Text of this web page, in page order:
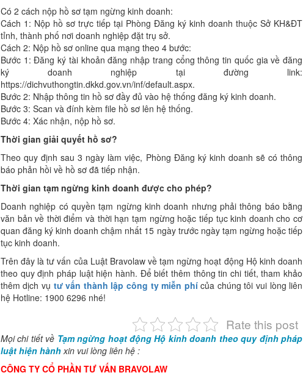
Có 2 cách nộp hồ sơ tạm ngừng kinh doanh:
Cách 1: Nộp hồ sơ trực tiếp tại Phòng Đăng ký kinh doanh thuộc Sở KH&ĐT
tỉnh, thành phố nơi doanh nghiệp đặt trụ sở.
Cách 2: Nộp hồ sơ online qua mạng theo 4 bước:
Bước 1: Đăng ký tài khoản đăng nhập trang cổng thông tin quốc gia về đăng
ký doanh nghiệp tại đường link:
https://dichvuthongtin.dkkd.gov.vn/inf/default.aspx.
Bước 2: Nhập thông tin hồ sơ đầy đủ vào hệ thống đăng ký kinh doanh.
Bước 3: Scan và đính kèm file hồ sơ lên hệ thống.
Bước 4: Xác nhận, nộp hồ sơ.
Thời gian giải quyết hồ sơ?
Theo quy định sau 3 ngày làm việc, Phòng Đăng ký kinh doanh sẽ có thông
báo phản hồi về hồ sơ đã tiếp nhận.
Thời gian tạm ngừng kinh doanh được cho phép?
Doanh nghiệp có quyền tạm ngừng kinh doanh nhưng phải thông báo bằng
văn bản về thời điểm và thời hạn tạm ngừng hoặc tiếp tục kinh doanh cho cơ
quan đăng ký kinh doanh chậm nhất 15 ngày trước ngày tạm ngừng hoặc tiếp
tục kinh doanh.
Trên đây là tư vấn của Luật Bravolaw về tạm ngừng hoạt động Hộ kinh doanh
theo quy định pháp luật hiện hành. Để biết thêm thông tin chi tiết, tham khảo
thêm dịch vụ tư vấn thành lập công ty miễn phícủa chúng tôi vui lòng liên
hệ Hotline: 1900 6296 nhé!
Rate this post
Mọi chi tiết về Tạm ngừng hoạt động Hộ kinh doanh theo quy định pháp
luật hiện hànhxin vui lòng liên hệ :
CÔNG TY CỔ PHẦN TƯ VẤN BRAVOLAW